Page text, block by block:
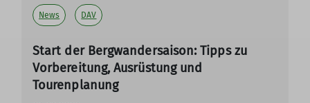
News DAV
Start der Bergwandersaison: Tipps zu
Vorbereitung, Ausrüstung und
Tourenplanung